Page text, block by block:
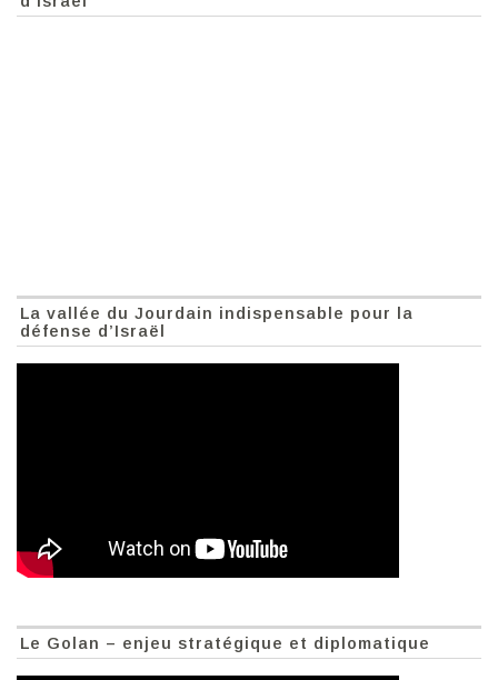
La vallée du Jourdain indispensable pour la
défense d’Israël
Le Golan – enjeu stratégique et diplomatique